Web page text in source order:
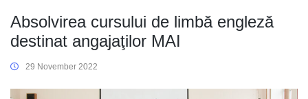
Absolvirea cursului de limbă engleză
destinat angajaţilor MAI
29 November 2022